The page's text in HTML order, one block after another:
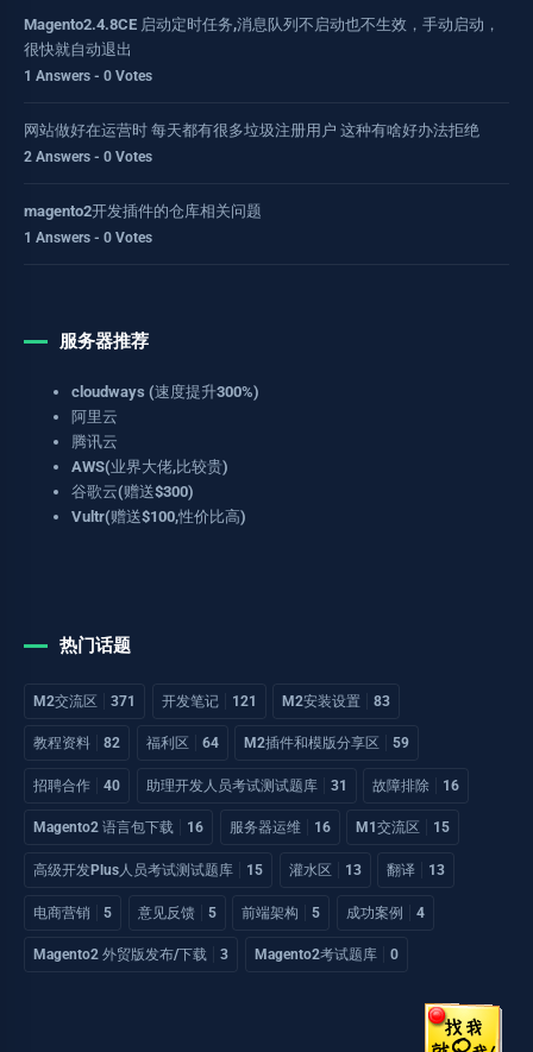
Magento2.4.8CE 启动定时任务,消息队列不启动也不生效，手动启动，
很快就自动退出
1 Answers - 0 Votes
网站做好在运营时 每天都有很多垃圾注册用户 这种有啥好办法拒绝
2 Answers - 0 Votes
magento2开发插件的仓库相关问题
1 Answers - 0 Votes
服务器推荐
cloudways (速度提升300%)
阿里云
腾讯云
AWS(业界大佬,比较贵)
谷歌云(赠送$300)
Vultr(赠送$100,性价比高)
热门话题
M2交流区 371 开发笔记 121 M2安装设置 83
教程资料 82 福利区 64 M2插件和模版分享区 59
招聘合作 40 助理开发人员考试测试题库 31 故障排除 16
Magento2 语言包下载 16 服务器运维 16 M1交流区 15
高级开发Plus人员考试测试题库 15 灌水区 13 翻译 13
电商营销 5 意见反馈 5 前端架构 5 成功案例 4
Magento2 外贸版发布/下载 3 Magento2考试题库 0